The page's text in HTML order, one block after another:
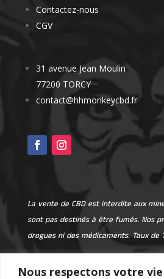
Nous respectons votre
Contactez-nous
CGV
31 avenue Jean Moulin
77200 TORCY
contact@hhmonkeycbd.fr
La vente de CBD est interdite aux
sont pas destinés à être fumés. Nos
drogues ni des médicaments. Taux de